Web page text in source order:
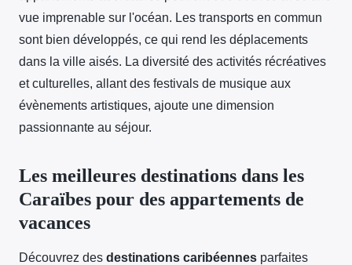
vue imprenable sur l'océan. Les transports en commun
sont bien développés, ce qui rend les déplacements
dans la ville aisés. La diversité des activités récréatives
et culturelles, allant des festivals de musique aux
évènements artistiques, ajoute une dimension
passionnante au séjour.
Les meilleures destinations dans les
Caraïbes pour des appartements de
vacances
Découvrez des destinations caribéennes parfaites